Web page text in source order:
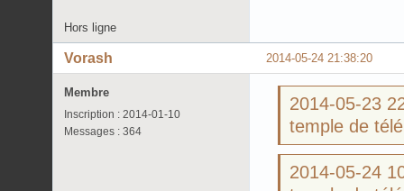
Hors ligne
2014-05-24 21:38:20
Vorash
Membre
Inscription : 2014-01-10
Messages : 364
2014-05-23
temple de
2014-05-24